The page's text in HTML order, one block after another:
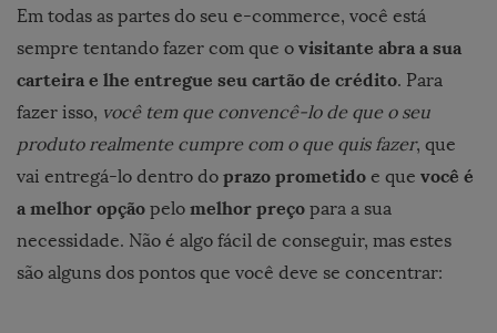
Em todas as partes do seu e-commerce, você está
sempre tentando fazer com que o visitante abra a sua
carteira e lhe entregue seu cartão de crédito. Para
fazer isso, você tem que convencê-lo de que o seu
produto realmente cumpre com o que quis fazer, que
vai entregá-lo dentro do prazo prometido e que você é
a melhor opção pelo melhor preço para a sua
necessidade. Não é algo fácil de conseguir, mas estes
são alguns dos pontos que você deve se concentrar: